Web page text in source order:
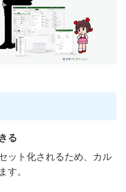
る
ット化されるため、カル
す。